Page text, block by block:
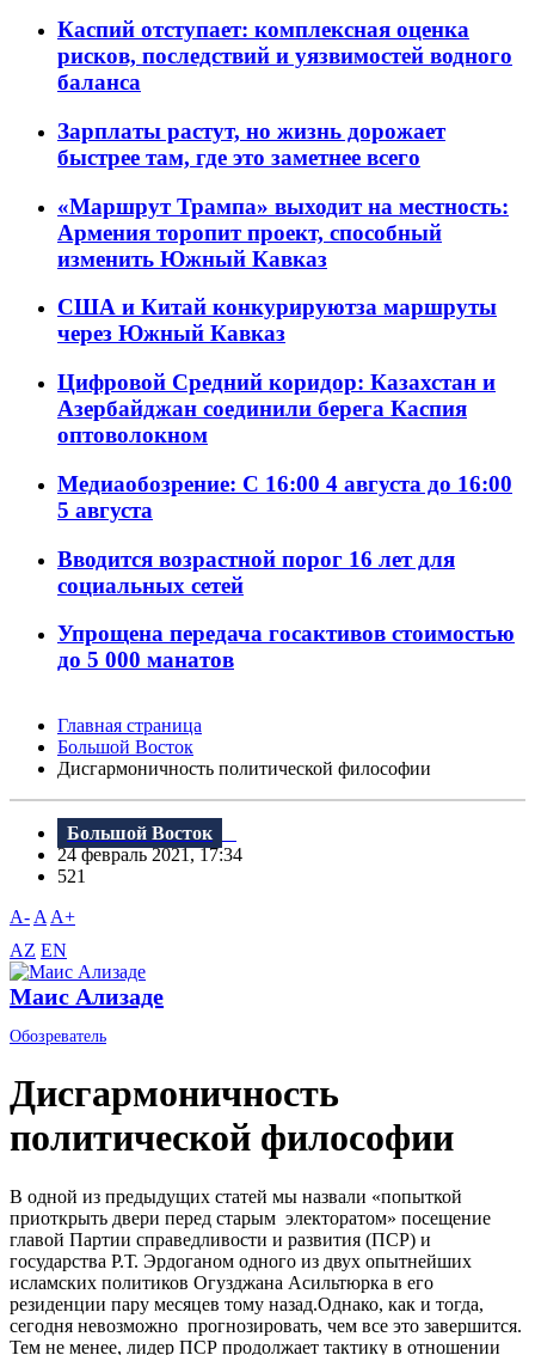
Каспий отступает: комплексная оценка
рисков, последствий и уязвимостей водного
баланса
Зарплаты растут, но жизнь дорожает
быстрее там, где это заметнее всего
«Маршрут Трампа» выходит на местность:
Армения торопит проект, способный
изменить Южный Кавказ
США и Китай конкурируютза маршруты
через Южный Кавказ
Цифровой Средний коридор: Казахстан и
Азербайджан соединили берега Каспия
оптоволокном
Медиаобозрение: С 16:00 4 августа до 16:00
5 августа
Вводится возрастной порог 16 лет для
социальных сетей
Упрощена передача госактивов стоимостью
до 5 000 манатов
Главная страница
Большой Восток
Дисгармоничность политической философии
Большой Восток
24 февраль 2021, 17:34
521
A- A A+
AZ EN
Маис Ализаде
Обозреватель
Дисгармоничность
политической философии
В одной из предыдущих статей мы назвали «попыткой
приоткрыть двери перед старым электоратом» посещение
главой Партии справедливости и развития (ПСР) и
государства Р.Т. Эрдоганом одного из двух опытнейших
исламских политиков Огузджана Асильтюрка в его
резиденции пару месяцев тому назад.Однако, как и тогда,
сегодня невозможно прогнозировать, чем все это завершится.
Тем не менее, лидер ПСР продолжает тактику в отношении